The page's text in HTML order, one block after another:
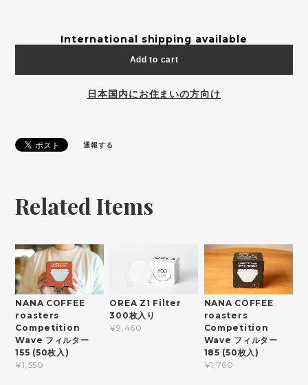
International shipping available
Add to cart
日本国内にお住まいの方向け
通報する
Related Items
NANA COFFEE
roasters
Competition
Wave フィルター
155 (50枚入)
¥1,550
OREA Z1 Filter
300枚入り
¥9,460
NANA COFFEE
roasters
Competition
Wave フィルター
185 (50枚入)
¥1,760